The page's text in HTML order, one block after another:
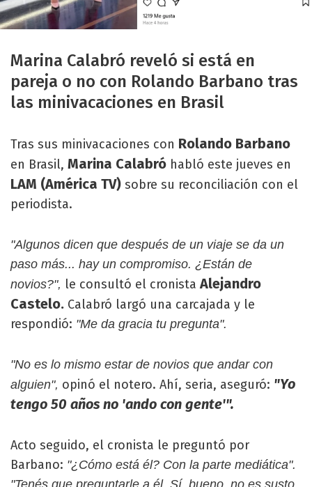
Marina Calabró reveló si está en
pareja o no con Rolando Barbano tras
las minivacaciones en Brasil
Tras sus minivacaciones con Rolando Barbano
en Brasil, Marina Calabró habló este jueves en
LAM (América TV) sobre su reconciliación con el
periodista.
"Algunos dicen que después de un viaje se da un
paso más... hay un compromiso. ¿Están de
novios?", le consultó el cronistaAlejandro
Castelo. Calabró largó una carcajada y le
respondió: "Me da gracia tu pregunta".
"No es lo mismo estar de novios que andar con
alguien", opinó el notero. Ahí, seria, aseguró: "Yo
tengo 50 años no 'ando con gente'".
Acto seguido, el cronista le preguntó por
Barbano: "¿Cómo está él? Con la parte mediática".